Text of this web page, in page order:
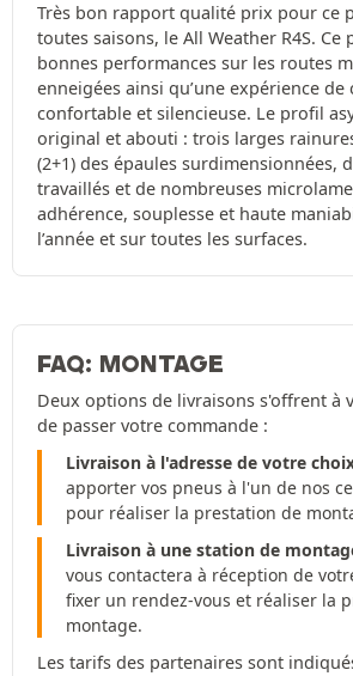
Très bon rapport qualité prix pour ce
toutes saisons, le All Weather R4S.
bonnes performances sur les routes
enneigées ainsi qu’une expérience
confortable et silencieuse. Le profil
original et abouti : trois larges
(2+1) des épaules surdimensionnées,
travaillés et de nombreuses
adhérence, souplesse et haute
l’année et sur toutes les surfaces.
FAQ: MONTAGE
Deux options de livraisons s'offrent à
de passer votre commande :
Livraison à l'adresse de votre
apporter vos pneus à l'un de nos
pour réaliser la prestation de
Livraison à une station de
vous contactera à réception de
fixer un rendez-vous et réaliser la
montage.
Les tarifs des partenaires sont